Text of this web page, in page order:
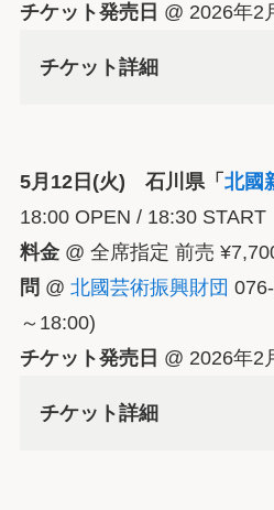
チケット発売日 @ 2026年2
チケット詳細
5月12日(火) 石川県「 北國
18:00 OPEN / 18:30 START
料金@ 全席指定 前売
問 @ 北國芸術振興財団
～18:00)
チケット発売日 @ 2026年2
チケット詳細